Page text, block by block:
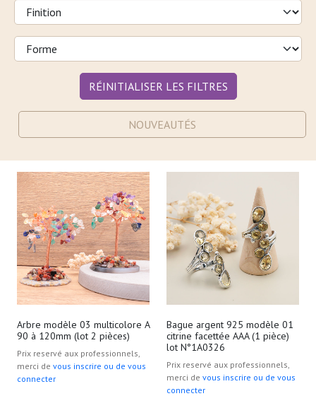
RÉINITIALISER LES FILTRES
NOUVEAUTÉS
Arbre modèle 03 multicolore A
90 à 120mm (lot 2 pièces)
Prix reservé aux professionnels,
merci de vous inscrire ou de vous
connecter
Bague argent 925 modèle 01
citrine facettée AAA (1 pièce)
lot N°1A0326
Prix reservé aux professionnels,
merci de vous inscrire ou de vous
connecter